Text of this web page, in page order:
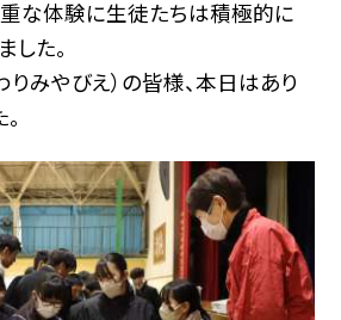
な体験に生徒たちは積極的に
た。
みやびえ）の皆様、本日はあり